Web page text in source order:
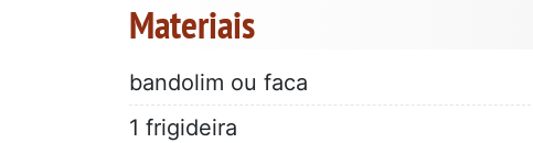
Materiais
bandolim ou faca
1 frigideira